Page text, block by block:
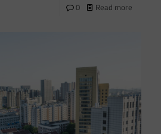
0 Read more